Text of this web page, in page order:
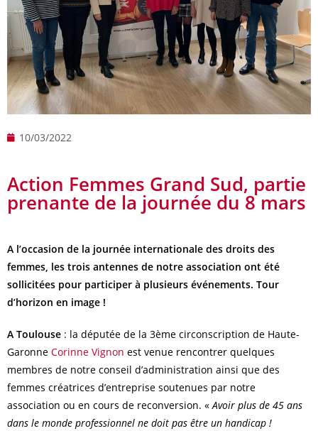
10/03/2022
Action Femmes Grand Sud, partie
prenante de la journée du 8 mars
A l’occasion de la journée internationale des droits des
femmes, les trois antennes de notre association ont été
sollicitées pour participer à plusieurs événements. Tour
d’horizon en image !
A Toulouse : la députée de la 3ème circonscription de Haute-
Garonne Corinne Vignon est venue rencontrer quelques
membres de notre conseil d’administration ainsi que des
femmes créatrices d’entreprise soutenues par notre
association ou en cours de reconversion. «Avoir plus de 45 ans
dans le monde professionnel ne doit pas être un handicap !